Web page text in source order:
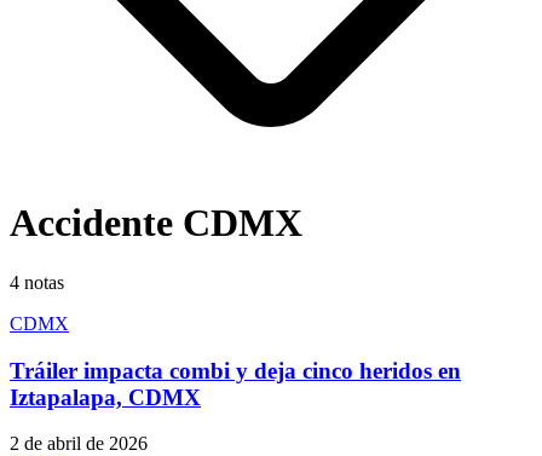
Accidente CDMX
4 notas
CDMX
Tráiler impacta combi y deja cinco heridos en
Iztapalapa, CDMX
2 de abril de 2026